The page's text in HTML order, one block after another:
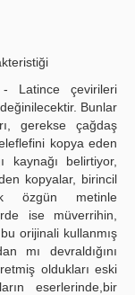
Latince çevirileri
Bunlar
gerekse çağdaş
kopya eden
kaynağı belirtiyor,
kopyalar, birincil
özgün metinle
ise müverrihin,
orijinali kullanmış
mı devraldığını
oldukları eski
eserlerinde,bir